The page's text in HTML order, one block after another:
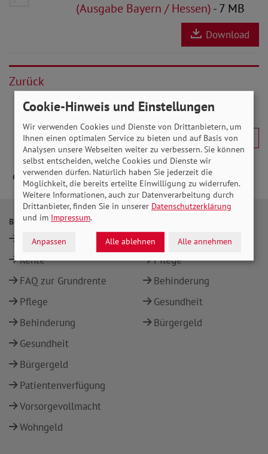
(Ausgabe Bayern / Hessen)- 7 MB
Download
Zurück
BERATUNG
Standorte
Rente
FAQ zur Grundrente
Pflege
Behinderung
Gesundheit
Bürgergeld
Patientenverfügung
Vorsorgevollmacht
Wohngeld
Rente
Pflege
Behinderung
Gesundheit
Bürgergeld
Cookie-Hinweis und Einstellungen
Wir verwenden Cookies und Dienste von Drittanbietern, um
Ihnen einen optimalen Service zu bieten und auf Basis von
Analysen unsere Webseiten weiter zu verbessern. Sie können
selbst entscheiden, welche Cookies und Dienste wir
verwenden dürfen. Natürlich haben Sie jederzeit die
Möglichkeit, die bereits erteilte Einwilligung zu widerrufen.
Weitere Informationen, auch zur Datenverarbeitung durch
Drittanbieter, finden Sie in unserer Datenschutzerklärung
und im Impressum.
Anpassen Alle ablehnen Alle annehmen